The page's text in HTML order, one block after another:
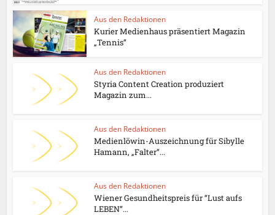
Aus den Redaktionen
Kurier Medienhaus präsentiert Magazin
„Tennis“
Aus den Redaktionen
Styria Content Creation produziert
Magazin zum...
Aus den Redaktionen
Medienlöwin-Auszeichnung für Sibylle
Hamann, „Falter“...
Aus den Redaktionen
Wiener Gesundheitspreis für “Lust aufs
LEBEN“...